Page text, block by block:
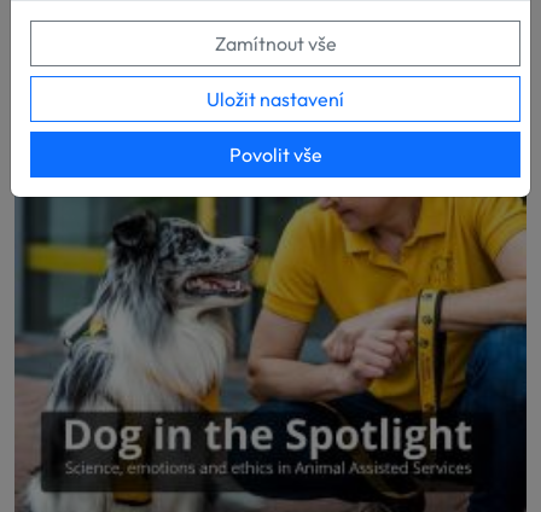
Zamítnout vše
Uložit nastavení
Povolit vše